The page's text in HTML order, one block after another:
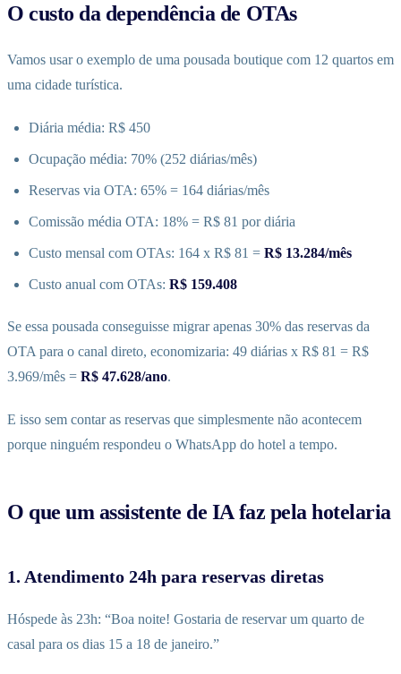
O custo da dependência de OTAs
Vamos usar o exemplo de uma pousada boutique com 12 quartos em
uma cidade turística.
Diária média: R$ 450
Ocupação média: 70% (252 diárias/mês)
Reservas via OTA: 65% = 164 diárias/mês
Comissão média OTA: 18% = R$ 81 por diária
Custo mensal com OTAs: 164 x R$ 81 = R$ 13.284/mês
Custo anual com OTAs: R$ 159.408
Se essa pousada conseguisse migrar apenas 30% das reservas da
OTA para o canal direto, economizaria: 49 diárias x R$ 81 = R$
3.969/mês = R$ 47.628/ano.
E isso sem contar as reservas que simplesmente não acontecem
porque ninguém respondeu o WhatsApp do hotel a tempo.
O que um assistente de IA faz pela hotelaria
1. Atendimento 24h para reservas diretas
Hóspede às 23h: “Boa noite! Gostaria de reservar um quarto de
casal para os dias 15 a 18 de janeiro.”